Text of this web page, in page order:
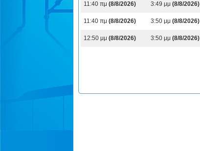
11:40 πμ (8/8/2026) 3:49 μμ (8/8/2026)
11:40 πμ (8/8/2026) 3:50 μμ (8/8/2026)
12:50 μμ (8/8/2026) 3:50 μμ (8/8/2026)